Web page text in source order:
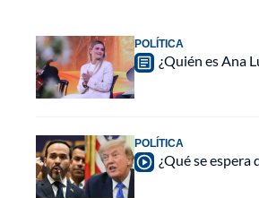
POLÍTICA
¿Quién es Ana
POLÍTICA
¿Qué se